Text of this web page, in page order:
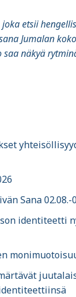
etsii
Jumalan
saa näkyä
Sana 02.08.-
identiteetti